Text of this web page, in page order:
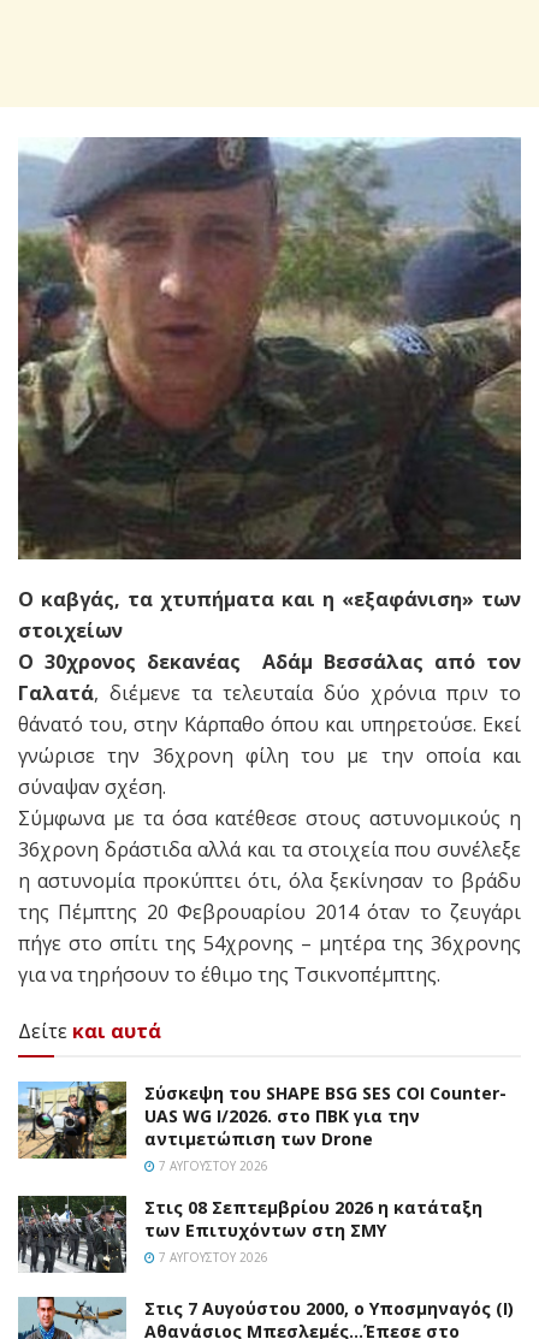
Ο καβγάς, τα χτυπήματα και η «εξαφάνιση» των
στοιχείων
Ο 30χρονος δεκανέας Αδάμ Βεσσάλας από τον
Γαλατά, διέμενε τα τελευταία δύο χρόνια πριν το
θάνατό του, στην Κάρπαθο όπου και υπηρετούσε. Εκεί
γνώρισε την 36χρονη φίλη του με την οποία και
σύναψαν σχέση.
Σύμφωνα με τα όσα κατέθεσε στους αστυνομικούς η
36χρονη δράστιδα αλλά και τα στοιχεία που συνέλεξε
η αστυνομία προκύπτει ότι, όλα ξεκίνησαν το βράδυ
της Πέμπτης 20 Φεβρουαρίου 2014 όταν το ζευγάρι
πήγε στο σπίτι της 54χρονης – μητέρα της 36χρονης
για να τηρήσουν το έθιμο της Τσικνοπέμπτης.
Δείτε και αυτά
Σύσκεψη του SHAPE BSG SES COI Counter-
UAS WG I/2026. στο ΠΒΚ για την
αντιμετώπιση των Drone
7 ΑΥΓΟΎΣΤΟΥ 2026
Στις 08 Σεπτεμβρίου 2026 η κατάταξη
των Επιτυχόντων στη ΣΜΥ
7 ΑΥΓΟΎΣΤΟΥ 2026
Στις 7 Αυγούστου 2000, ο Υποσμηναγός (Ι)
Αθανάσιος Μπεσλεμές…Έπεσε στο